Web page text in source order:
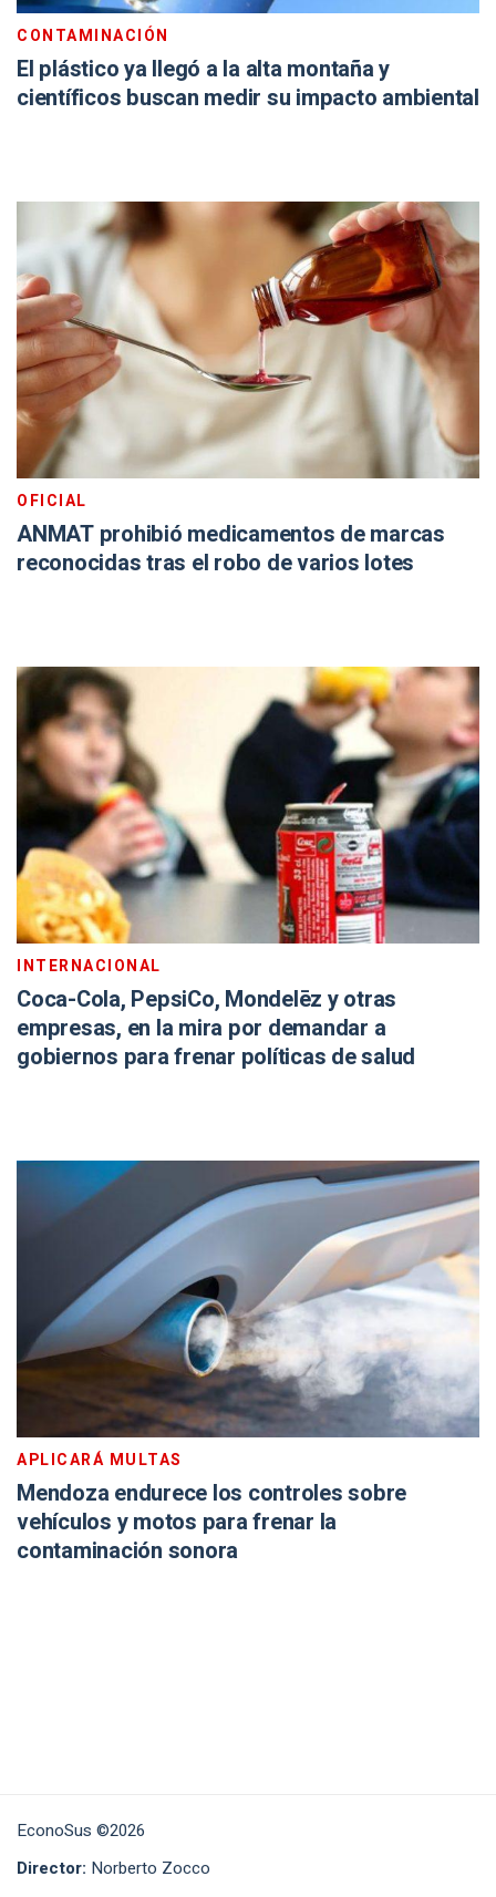
CONTAMINACIÓN
El plástico ya llegó a la alta montaña y
científicos buscan medir su impacto ambiental
OFICIAL
ANMAT prohibió medicamentos de marcas
reconocidas tras el robo de varios lotes
INTERNACIONAL
Coca-Cola, PepsiCo, Mondelēz y otras
empresas, en la mira por demandar a
gobiernos para frenar políticas de salud
APLICARÁ MULTAS
Mendoza endurece los controles sobre
vehículos y motos para frenar la
contaminación sonora
EconoSus ©2026
Director: Norberto Zocco